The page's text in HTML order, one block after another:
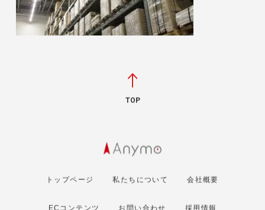
TOP
トップページ 私たちについて 会社概要
ECコンテンツ お問い合わせ 採用情報